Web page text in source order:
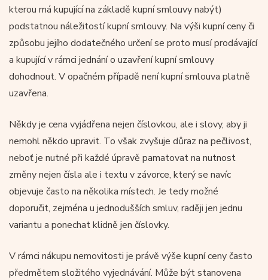
kterou má kupující na základě kupní smlouvy nabýt)
podstatnou náležitostí kupní smlouvy. Na výši kupní ceny či
způsobu jejího dodatečného určení se proto musí prodávající
a kupující v rámci jednání o uzavření kupní smlouvy
dohodnout. V opačném případě není kupní smlouva platně
uzavřena.
Někdy je cena vyjádřena nejen číslovkou, ale i slovy, aby ji
nemohl někdo upravit. To však zvyšuje důraz na pečlivost,
neboť je nutné při každé úpravě pamatovat na nutnost
změny nejen čísla ale i textu v závorce, který se navíc
objevuje často na několika místech. Je tedy možné
doporučit, zejména u jednodušších smluv, raději jen jednu
variantu a ponechat klidně jen číslovky.
V rámci nákupu nemovitosti je právě výše kupní ceny často
předmětem složitého vyjednávání. Může být stanovena